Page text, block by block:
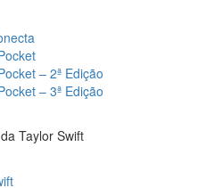
– 2ª Edição
– 3ª Edição
Taylor Swift